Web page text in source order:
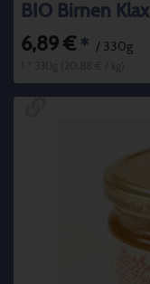
BIO Birnen Klax
6,89 € * / 330g